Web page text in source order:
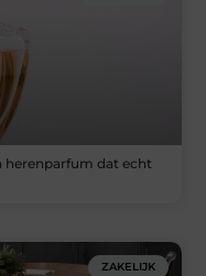
herenparfum dat echt
ZAKELIJK